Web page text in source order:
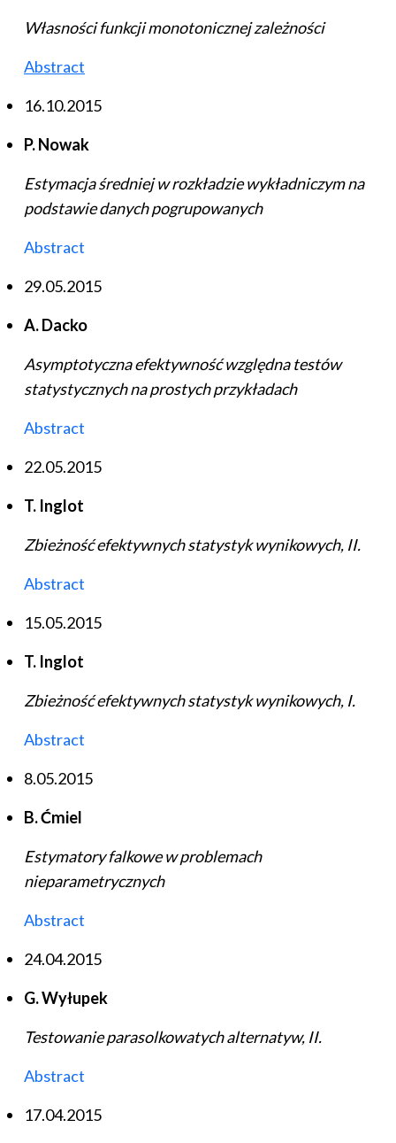
Własności funkcji monotonicznej zależności
Abstract
16.10.2015
P. Nowak
Estymacja średniej w rozkładzie wykładniczym na
podstawie danych pogrupowanych
Abstract
29.05.2015
A. Dacko
Asymptotyczna efektywność względna testów
statystycznych na prostych przykładach
Abstract
22.05.2015
T. Inglot
Zbieżność efektywnych statystyk wynikowych, II.
Abstract
15.05.2015
T. Inglot
Zbieżność efektywnych statystyk wynikowych, I.
Abstract
8.05.2015
B. Ćmiel
Estymatory falkowe w problemach
nieparametrycznych
Abstract
24.04.2015
G. Wyłupek
Testowanie parasolkowatych alternatyw, II.
Abstract
17.04.2015